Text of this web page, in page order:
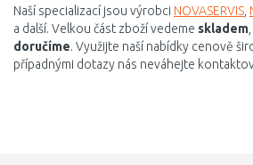
Naší specializací jsou výrobci NOVASERVIS
a další. Velkou část zboží vedeme skladem
doručíme. Využijte naší nabídky cenově
případnými dotazy nás neváhejte